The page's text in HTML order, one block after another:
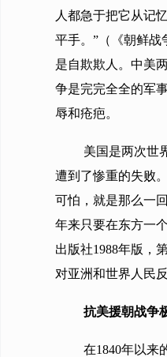
人都急于把它从记
平手。”（《朝鲜
是自欺欺人。中美
争是完完全全的军
辱和疮疤。
美国是两次世
遭到了惨重的失败
可怕，就是那么一
年来只要在东方一
出版社1988年版，
对亚洲和世界人民
抗美援朝战争
在1840年以来